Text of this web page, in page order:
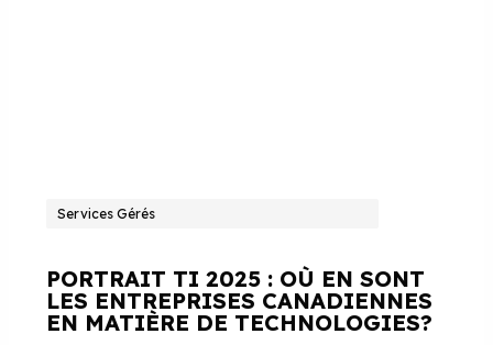
Services Gérés
PORTRAIT TI 2025 : OÙ EN SONT
LES ENTREPRISES CANADIENNES
EN MATIÈRE DE TECHNOLOGIES?